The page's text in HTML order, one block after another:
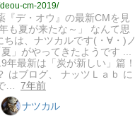
cm-2019/
『デ・オウ』の最新CMを見
も夏が来たな～」 なんて思
は、ナツカルです(・∀・)ノ
」がやってきたようです ...
年最新は「炭が新しい」篇！
はブログ、 ナッツＬａｂ に
…
7年前
ナツカル